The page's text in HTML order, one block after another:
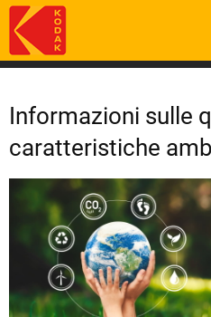
Salta
contenuto
Informazioni sulle
caratteristiche